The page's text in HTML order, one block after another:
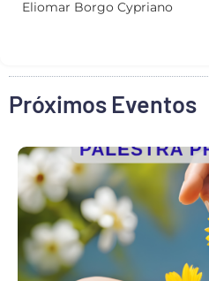
Eliomar Borgo Cypriano
Próximos Eventos